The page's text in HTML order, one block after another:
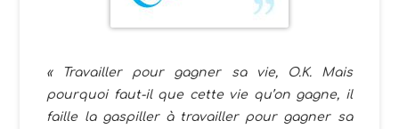
« Travailler pour gagner sa vie, O.K. Mais
pourquoi faut-il que cette vie qu’on gagne, il
faille la gaspiller à travailler pour gagner sa